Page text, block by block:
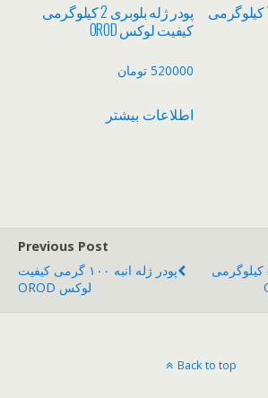
پودر ژله توت فرنگی 1 کیلوگرمی
پودر ژله بلوبری 2 کیلوگرمی
کیفیت لوکس OROD
520000 تومان
اطلاعات بیشتر
Previous Post
پودر ژله انبه ۱۰۰ گرمی کیفیت
لوکس OROD
پودر ژله توت فرنگی ۵ کیلوگرمی
Back to top